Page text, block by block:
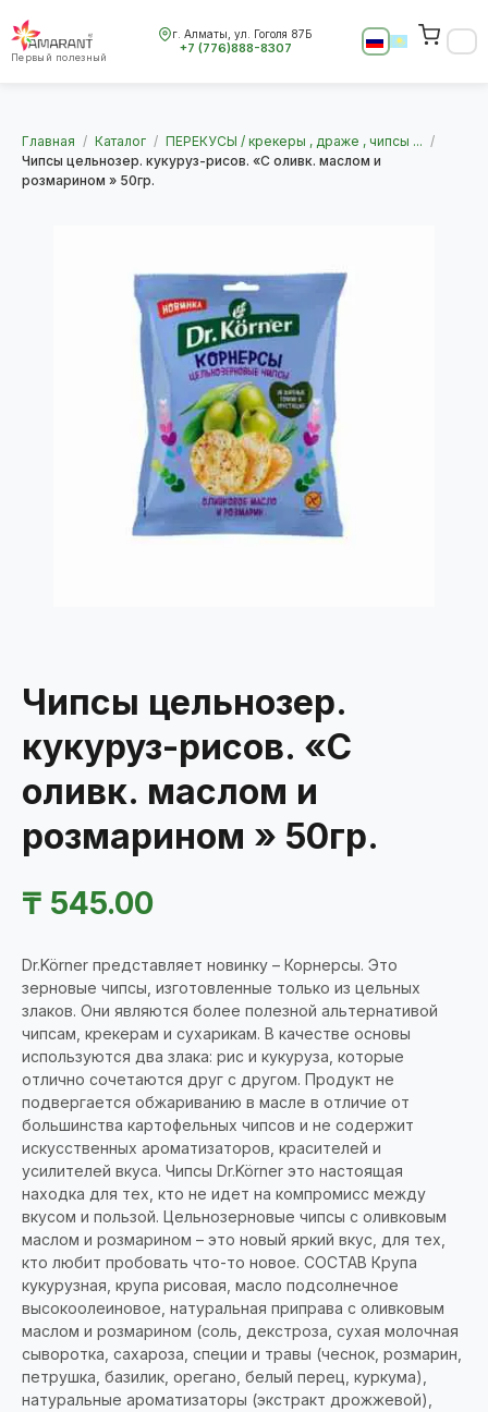
Первый полезный
г. Алматы, ул. Гоголя 87Б
+7 (776)888-8307
Главная / Каталог / ПЕРЕКУСЫ / крекеры , драже , чипсы ... /
Чипсы цельнозер. кукуруз-рисов. «С оливк. маслом и
розмарином » 50гр.
Чипсы цельнозер.
кукуруз-рисов. «С
оливк. маслом и
розмарином » 50гр.
₸ 545.00
Dr.Körner представляет новинку – Корнерсы. Это
зерновые чипсы, изготовленные только из цельных
злаков. Они являются более полезной альтернативой
чипсам, крекерам и сухарикам. В качестве основы
используются два злака: рис и кукуруза, которые
отлично сочетаются друг с другом. Продукт не
подвергается обжариванию в масле в отличие от
большинства картофельных чипсов и не содержит
искусственных ароматизаторов, красителей и
усилителей вкуса. Чипсы Dr.Körner это настоящая
находка для тех, кто не идет на компромисс между
вкусом и пользой. Цельнозерновые чипсы с оливковым
маслом и розмарином – это новый яркий вкус, для тех,
кто любит пробовать что-то новое. СОСТАВ Крупа
кукурузная, крупа рисовая, масло подсолнечное
высокоолеиновое, натуральная приправа с оливковым
маслом и розмарином (соль, декстроза, сухая молочная
сыворотка, сахароза, специи и травы (чеснок, розмарин,
петрушка, базилик, орегано, белый перец, куркума),
натуральные ароматизаторы (экстракт дрожжевой),